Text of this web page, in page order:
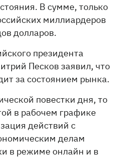
В сумме, только
миллиардеров
долларов.
президента
Песков заявил, что
за состоянием рынка.
повестки дня, то
в рабочем графике
действий с
делам
в режиме онлайн и в